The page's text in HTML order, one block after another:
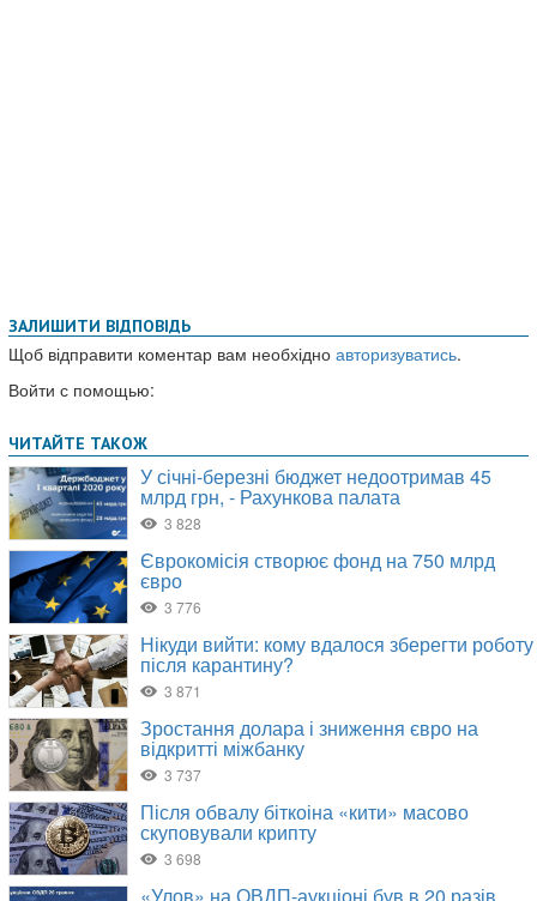
ЗАЛИШИТИ ВІДПОВІДЬ
Щоб відправити коментар вам необхідно авторизуватись.
Войти с помощью: